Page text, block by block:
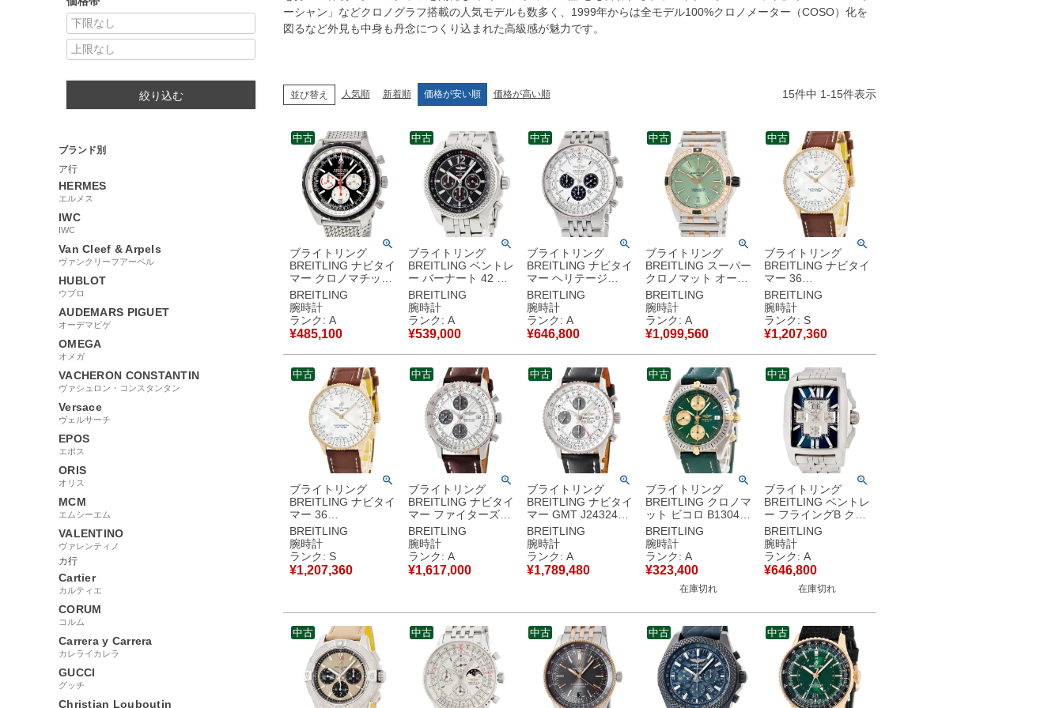
絞り込む
ブランド別
ア行
HERMES
エルメス
IWC
IWC
Van Cleef & Arpels
ヴァンクリーフアーペル
HUBLOT
ウブロ
AUDEMARS PIGUET
オーデマピゲ
OMEGA
オメガ
VACHERON CONSTANTIN
ヴァシュロン・コンスタンタン
Versace
ヴェルサーチ
EPOS
エポス
ORIS
オリス
MCM
エムシーエム
VALENTINO
ヴァレンティノ
カ行
Cartier
カルティエ
CORUM
コルム
Carrera y Carrera
カレライカレラ
GUCCI
グッチ
Christian Louboutin
ーシャン」などクロノグラフ搭載の人気モデルも数多く、1999年からは全モデル100%クロノメーター（COSO）化を
図るなど外見も中身も丹念につくり込まれた高級感が魅力です。
並び替え 人気順 新着順 価格が安い順 価格が高い順 15件中 1-15件表示
ブライトリング
BREITLING ナビタイ
マー クロノマチック
49 A436B20ACA
A14360 OH済 クロノ
グラフ デイト メンズ
腕時計自動巻き ブラ
ック 【中古】中古美
品
BREITLING
腕時計
ランク: A
¥485,100
中古
ブライトリング
BREITLING ベントレ
ー バーナート 42 ス
ペシャルエディショ
ン A41390 ブラック
クロノグラフ メンズ
腕時計自動巻き ブラ
ック 【中古】中古美
品
BREITLING
腕時計
ランク: A
¥539,000
中古
ブライトリング
BREITLING ナビタイ
マー ヘリテージ
A355G11NP A35350
OH済 クロノグラフ
スモールセコンド メ
ンズ 腕時計自動巻き
シルバー 【中古】中
古美品
BREITLING
腕時計
ランク: A
¥646,800
中古
ブライトリング
BREITLING スーパー
クロノマット オート
マチック 38 U17356
U17356531L1U1
K18RG×SS 純正ダイ
ヤ メンズ 腕時計自動
巻き グリーン 【中
古】中古美品
BREITLING
腕時計
ランク: A
¥1,099,560
中古
ブライトリング
BREITLING ナビタイ
マー 36
R17327211A1P1
R17327 未使用 純正
ダイヤ K18RG シェ
ル メンズ レディース
腕時計自動巻き シル
バー 【中古】未使用
保管品
BREITLING
腕時計
ランク: S
¥1,207,360
中古
ブライトリング
BREITLING ナビタイ
マー 36
R17327211A1P1
R17327 未使用
K18RG 純正ダイヤ
シェル メンズ レディ
ース 腕時計自動巻き
BREITLING
腕時計
ランク: S
¥1,207,360
中古
ブライトリング
BREITLING ナビタイ
マー ファイターズ
L13330 Pt950無垢
クロノグラフ デイト
限定 メンズ 腕時計自
動巻き シルバー 【中
古】中古美品
BREITLING
腕時計
ランク: A
¥1,617,000
中古
ブライトリング
BREITLING ナビタイ
マー GMT J24324
K18WG無垢 クロノ
グラフ デイト 回転ベ
ゼル 日本限定 メンズ
腕時計自動巻き シル
バー 【中古】中古美
BREITLING
腕時計
ランク: A
¥1,789,480
中古
ブライトリング
BREITLING クロノマ
ット ビコロ B13047
OH済 K18YG×SS コ
ンビ 緑 デイト 逆回
転防止ベゼル メンズ
腕時計自動巻き グリ
ーン 【中古】中古美
BREITLING
腕時計
ランク: A
¥323,400
在庫切れ
中古
ブライトリング
BREITLING ベントレ
ー フライングB クロ
ノグラフ A44365 角
型 青 バー ビッグデ
イト メンズ 腕時計自
動巻き ブルー 【中
古】中古美品
BREITLING
腕時計
ランク: A
¥646,800
在庫切れ
中古
中古 中古 中古 中古 中古